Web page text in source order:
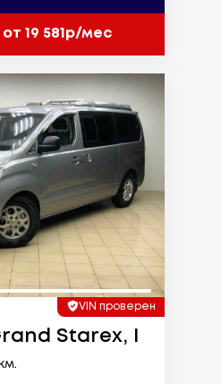
19 581р/мес
VIN проверен
Starex, I